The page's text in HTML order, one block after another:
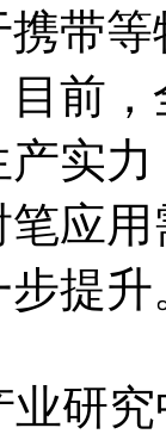
带
前
实
应
提升
研究